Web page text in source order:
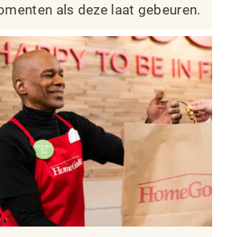
als deze laat gebeuren.